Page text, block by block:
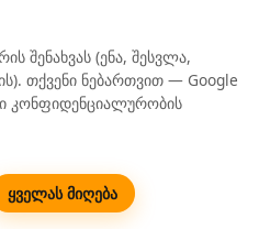
შენახვას (ენა, შესვლა,
თქვენი ნებართვით — Google
კონფიდენციალურობის
ყველას მიღება